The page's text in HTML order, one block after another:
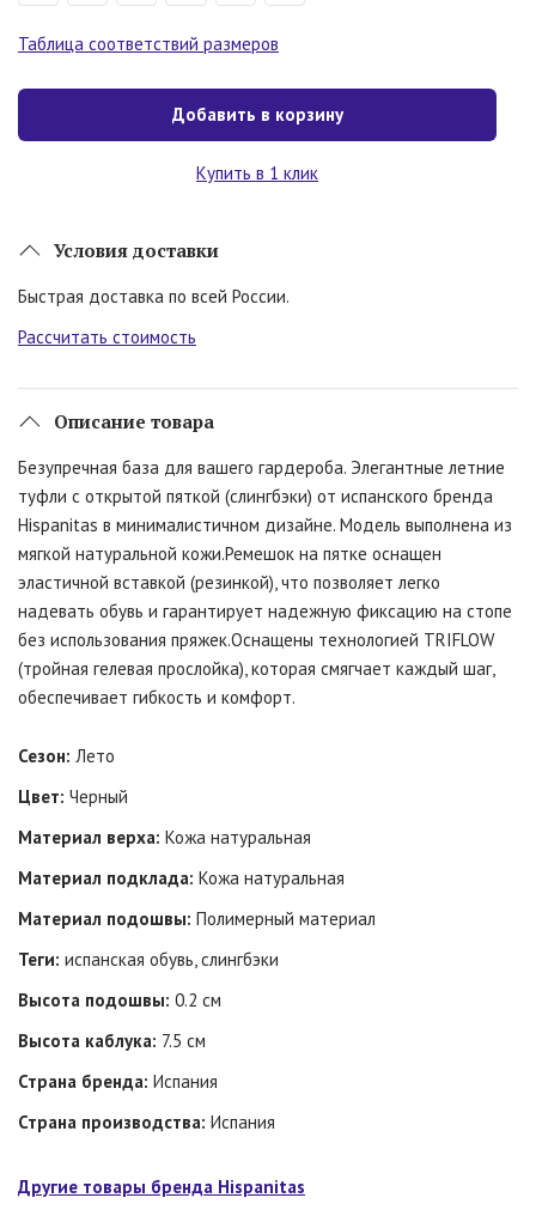
Таблица соответствий размеров
Добавить в корзину
Купить в 1 клик
Условия доставки
Быстрая доставка по всей России.
Рассчитать стоимость
Описание товара
Безупречная база для вашего гардероба. Элегантные летние
туфли с открытой пяткой (слингбэки) от испанского бренда
Hispanitas в минималистичном дизайне. Модель выполнена из
мягкой натуральной кожи.Ремешок на пятке оснащен
эластичной вставкой (резинкой), что позволяет легко
надевать обувь и гарантирует надежную фиксацию на стопе
без использования пряжек.Оснащены технологией TRIFLOW
(тройная гелевая прослойка), которая смягчает каждый шаг,
обеспечивает гибкость и комфорт.
Сезон: Лето
Цвет: Черный
Материал верха: Кожа натуральная
Материал подклада: Кожа натуральная
Материал подошвы: Полимерный материал
Теги: испанская обувь, слингбэки
Высота подошвы: 0.2 см
Высота каблука: 7.5 см
Страна бренда: Испания
Страна производства: Испания
Другие товары бренда Hispanitas